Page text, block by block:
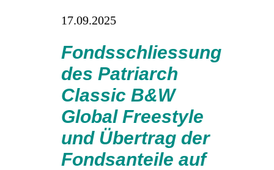
17.09.2025
Fondsschliessung
des Patriarch
Classic B&W
Global Freestyle
und Übertrag der
Fondsanteile auf